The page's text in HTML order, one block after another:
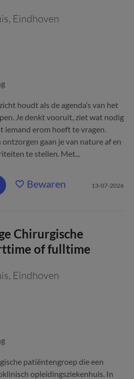
, Eindhoven
houdt als de agenda’s van het
Je denkt vooruit, ziet wat nodig
iemand erom hoeft te vragen.
gaan je van nature af en
te stellen. Met...
Bewaren 13-07-2026
Chirurgische
of fulltime
, Eindhoven
patiëntengroep die een
opleidingsziekenhuis. In